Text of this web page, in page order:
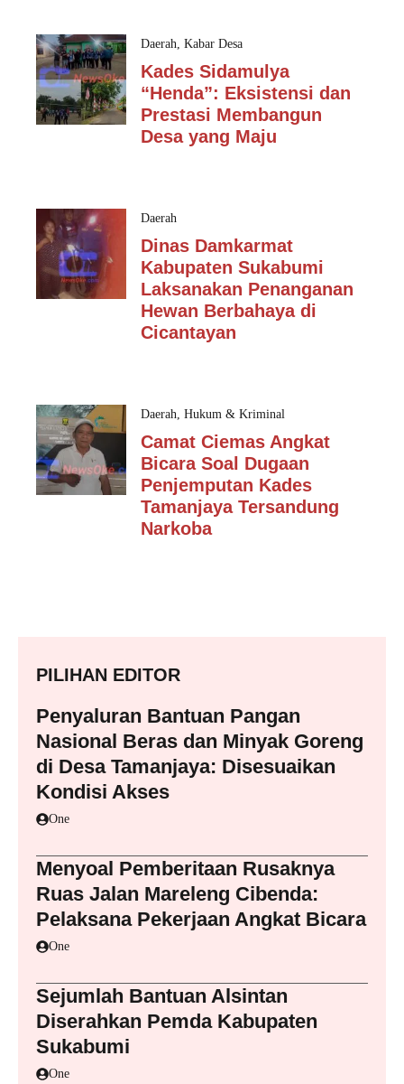
Daerah, Kabar Desa
Kades Sidamulya
“Henda”: Eksistensi dan
Prestasi Membangun
Desa yang Maju
Daerah
Dinas Damkarmat
Kabupaten Sukabumi
Laksanakan Penanganan
Hewan Berbahaya di
Cicantayan
Daerah, Hukum & Kriminal
Camat Ciemas Angkat
Bicara Soal Dugaan
Penjemputan Kades
Tamanjaya Tersandung
Narkoba
PILIHAN EDITOR
Penyaluran Bantuan Pangan
Nasional Beras dan Minyak Goreng
di Desa Tamanjaya: Disesuaikan
Kondisi Akses
One
Menyoal Pemberitaan Rusaknya
Ruas Jalan Mareleng Cibenda:
Pelaksana Pekerjaan Angkat Bicara
One
Sejumlah Bantuan Alsintan
Diserahkan Pemda Kabupaten
Sukabumi
One